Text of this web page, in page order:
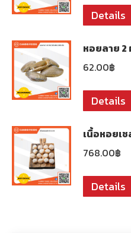
Details
หอยลาย 2
62.00฿
Details
เนื้อหอยเช
768.00฿
Details